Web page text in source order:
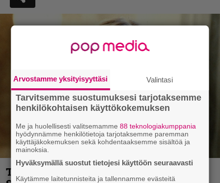
Tänän tv:ssä: Esko Salminen ja Satu
Arvostamme yksityisyyttäsi Valintasi
Tarvitsemme suostumuksesi tarjotaksemme
henkilökohtaisen käyttökokemuksen
Me ja huolellisesti valitsemamme88 teknologiakumppania
hyödynnämme henkilötietoja tarjotaksemme paremman
käyttäjäkokemuksen sekä kohdentaaksemme sisältöä ja
mainoksia.
Hyväksymällä suostut tietojesi käyttöön seuraavasti
Käytämme laitetunnisteita ja tallennamme evästeitä